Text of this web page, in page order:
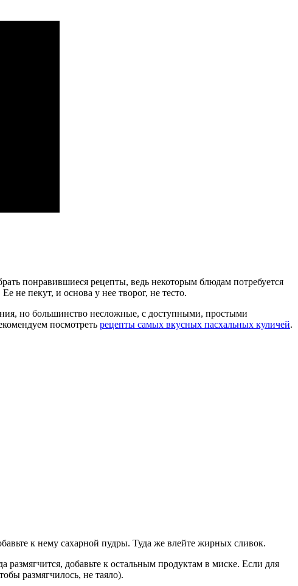
понравившиеся рецепты, ведь некоторым блюдам потребуется
не пекут, и основа у нее творог, не тесто.
но большинство несложные, с доступными, простыми
посмотреть рецепты самых вкусных пасхальных куличей.
к нему сахарной пудры. Туда же влейте жирных сливок.
размягчится, добавьте к остальным продуктам в миске. Если для
размягчилось, не таяло).